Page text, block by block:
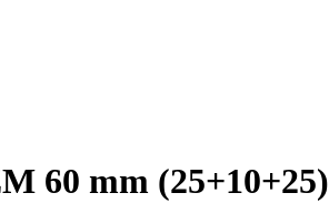
60 mm (25+10+25)